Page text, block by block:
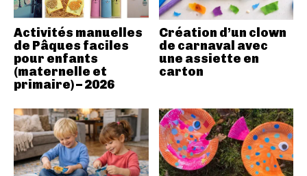
Activités manuelles
de Pâques faciles
pour enfants
(maternelle et
primaire) – 2026
Création d’un clown
de carnaval avec
une assiette en
carton